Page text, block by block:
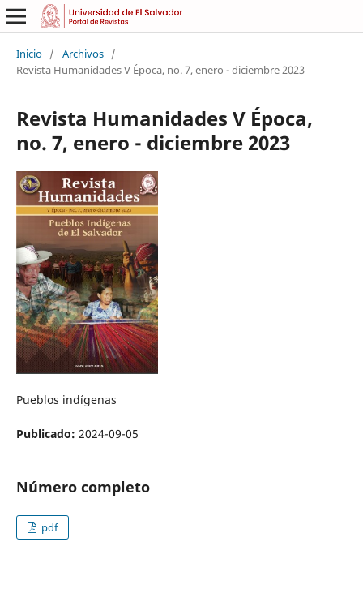
Inicio / Archivos /
Revista Humanidades V Época, no. 7, enero - diciembre 2023
Revista Humanidades V Época,
no. 7, enero - diciembre 2023
Pueblos indígenas
Publicado: 2024-09-05
Número completo
pdf